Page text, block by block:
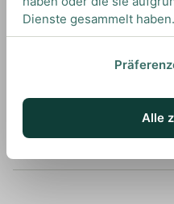
HOW TO DRINK
Wir empfehlen dieses
Dienste gesammelt haben.
Alle